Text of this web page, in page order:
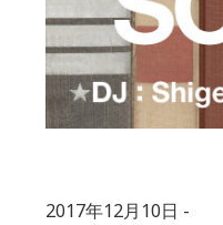
2017年12月10日